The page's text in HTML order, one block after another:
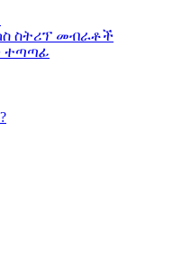
ስትሪፕ መብራቶች
ተጣጣፊ